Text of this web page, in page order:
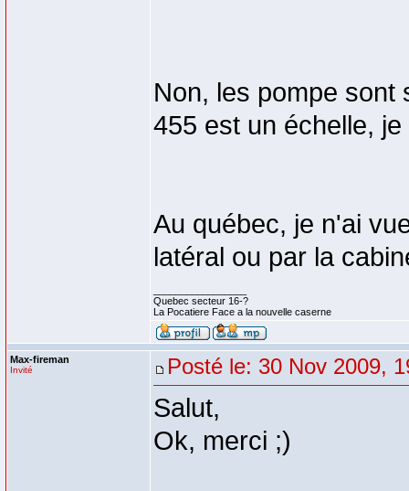
Non, les pompe sont
455 est un échelle,
Au québec, je n'ai
latéral ou par la
Quebec secteur 16-?
La Pocatiere Face a la nouvelle caserne
Max-fireman
Invité Posté le: 30 Nov 2009,
Salut,
Ok, merci ;)